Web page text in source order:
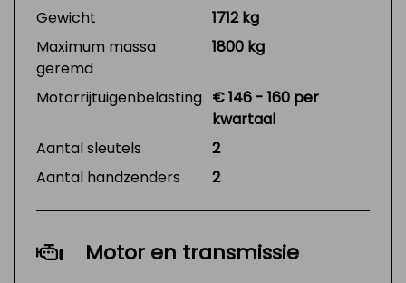
Gewicht
1712 kg
Maximum massa
geremd
1800 kg
Motorrijtuigenbelasting € 146 - 160 per
kwartaal
Aantal sleutels
2
Aantal handzenders
2
Motor en transmissie